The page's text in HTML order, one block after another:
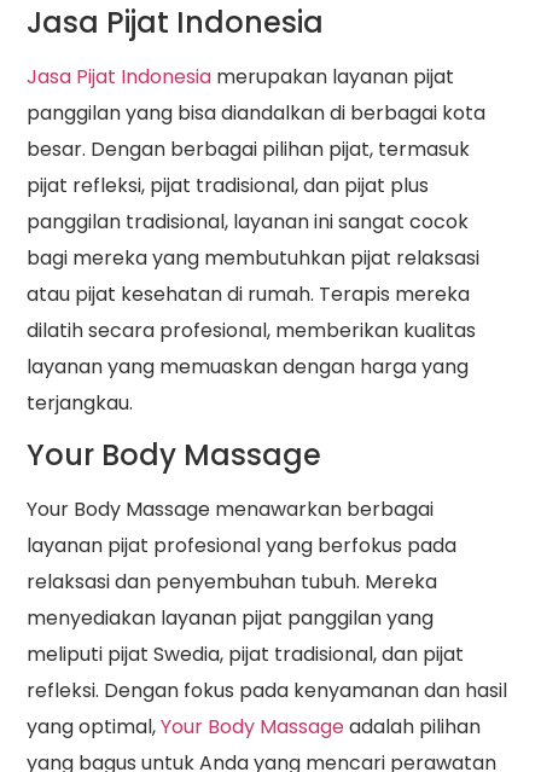
Jasa Pijat Indonesia
Jasa Pijat Indonesia merupakan layanan pijat
panggilan yang bisa diandalkan di berbagai kota
besar. Dengan berbagai pilihan pijat, termasuk
pijat refleksi, pijat tradisional, dan pijat plus
panggilan tradisional, layanan ini sangat cocok
bagi mereka yang membutuhkan pijat relaksasi
atau pijat kesehatan di rumah. Terapis mereka
dilatih secara profesional, memberikan kualitas
layanan yang memuaskan dengan harga yang
terjangkau.
Your Body Massage
Your Body Massage menawarkan berbagai
layanan pijat profesional yang berfokus pada
relaksasi dan penyembuhan tubuh. Mereka
menyediakan layanan pijat panggilan yang
meliputi pijat Swedia, pijat tradisional, dan pijat
refleksi. Dengan fokus pada kenyamanan dan hasil
yang optimal,Your Body Massageadalah pilihan
yang bagus untuk Anda yang mencari perawatan